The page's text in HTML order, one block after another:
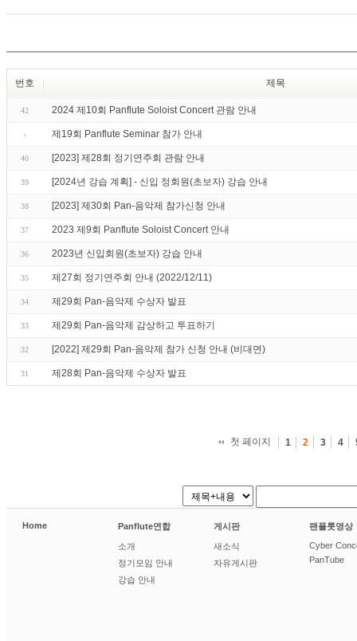
번호 제목
42 2024 제10회 Panflute Soloist Concert 관람 안내
제19회 Panflute Seminar 참가 안내
40 [2023] 제28회 정기연주회 관람 안내
39 [2024년 강습 계획] - 신입 정회원(초보자) 강습 안내
38 [2023] 제30회 Pan-음악제 참가신청 안내
37 2023 제9회 Panflute Soloist Concert 안내
36 2023년 신입회원(초보자) 강습 안내
35 제27회 정기연주회 안내 (2022/12/11)
34 제29회 Pan-음악제 수상자 발표
33 제29회 Pan-음악제 감상하고 투표하기
32 [2022] 제29회 Pan-음악제 참가 신청 안내 (비대면)
31 제28회 Pan-음악제 수상자 발표
첫 페이지 1 2 3 4
Home Panflute연합
소개
정기모임 안내
강습 안내
게시판
새소식
자유게시판
팬플룻영상
Cyber
PanTube